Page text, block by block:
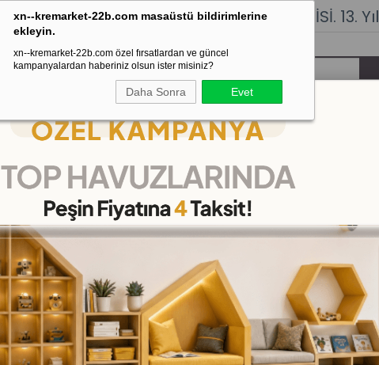
xn--kremarket-22b.com masaüstü bildirimlerine
ekleyin.
xn--kremarket-22b.com özel fırsatlardan ve güncel
kampanyalardan haberiniz olsun ister misiniz?
Daha Sonra Evet
Stoktan Gönderim.% 100İADEGARANTİSİ. 13. Yıl
Kaydırak Salıncak Tahterevalli Çok Satanlar